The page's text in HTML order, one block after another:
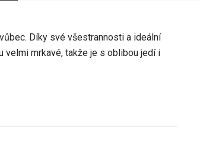
Díky své všestrannosti a ideální
mrkavé, takže je s oblibou jedí i